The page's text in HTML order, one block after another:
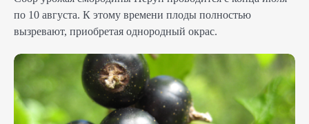
по 10 августа. К этому времени плоды полностью
вызревают, приобретая однородный окрас.